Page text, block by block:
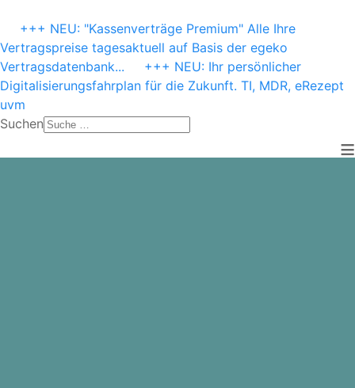
+++ NEU: "Kassenverträge Premium" Alle Ihre
Vertragspreise tagesaktuell auf Basis der egeko
Vertragsdatenbank...
+++ NEU: Ihr persönlicher
Digitalisierungsfahrplan für die Zukunft. TI, MDR, eRezept
uvm
Suchen
≡